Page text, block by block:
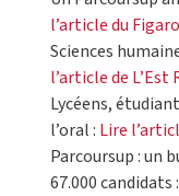
l’article du Figaro
Sciences
l’article de L’Est
Lycéens,
l’oral : Lire
Parcoursup : un
67.000 candidats :